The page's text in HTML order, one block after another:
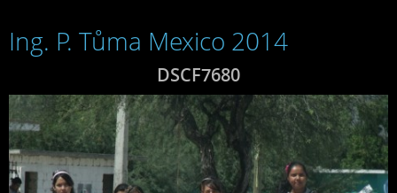
Ing. P. Tůma Mexico 2014
DSCF7680